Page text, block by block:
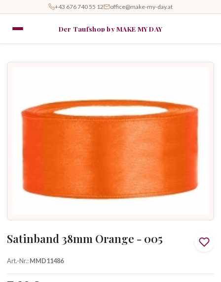
+43 676 740 55 12 office@make-my-day.at
Der Taufshop by MAKE MY DAY
Satinband 38mm Orange - 005
Art.-Nr.:MMD11486